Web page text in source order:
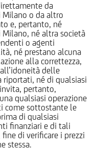
da
Milano o da altro
e, pertanto, né
Milano, né altra società
o agenti
né prestano alcuna
alla correttezza,
delle
né di qualsiasi
pertanto,
qualsiasi operazione
come sottostante le
di qualsiasi
finanziari e di tali
di verificare i prezzi
stessa.